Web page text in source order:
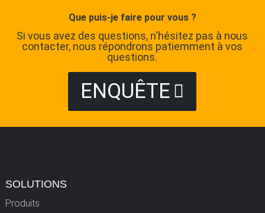
Que puis-je faire pour vous ?
Si vous avez des questions, n'hésitez pas à nous
contacter, nous répondrons patiemment à vos
questions.
ENQUÊTE
SOLUTIONS
Produits